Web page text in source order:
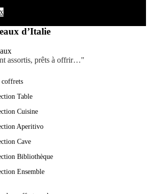
d’Italie
assortis, prêts à offrir…"
coffrets
Table
Cuisine
Aperitivo
Cave
Bibliothèque
Ensemble